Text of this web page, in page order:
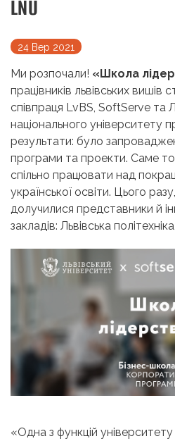
LNU
24 Вер 2021
Ми розпочали! «Школа
працівників львівських
співпраця LvBS, SoftServe та
національного університету
результати: було
програми та проекти. Саме
спільно працювати над
української освіти. Цього
долучилися представники й
закладів: Львівська
«Одна з функцій